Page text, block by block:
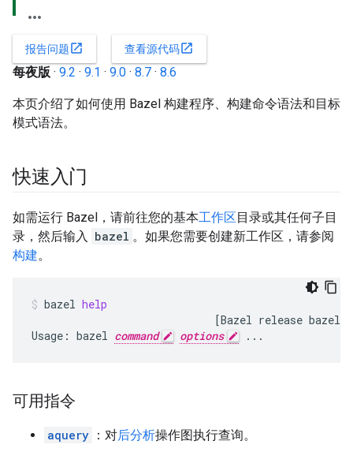
报告问题open_in_new 查看源代码open_in_new
每夜版 · 9.2 · 9.1 · 9.0 · 8.7 · 8.6
本页介绍了如何使用 Bazel 构建程序、构建命令语法和目标
模式语法。
快速入门
如需运行 Bazel，请前往您的基本工作区目录或其任何子目
录，然后输入 bazel 。如果您需要创建新工作区，请参阅
构建。
bazel help
[Bazel release bazel
Usage: bazel command options ...
可用指令
aquery ：对后分析操作图执行查询。